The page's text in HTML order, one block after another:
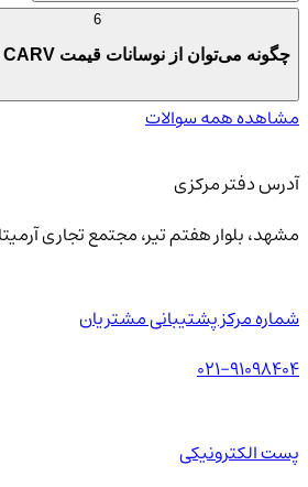
چگونه می‌توان از نوسانات قیمت CARV استفاده کرد؟
مشاهده همه سوالات
آدرس دفتر مرکزی
مشهد، بلوار هفتم تیر، مجتمع تجاری آرمیتاژ
شماره مرکز پشتیبانی مشتریان
021-91098404
پست الکترونیکی